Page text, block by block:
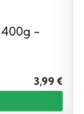
400g -
3,99 €